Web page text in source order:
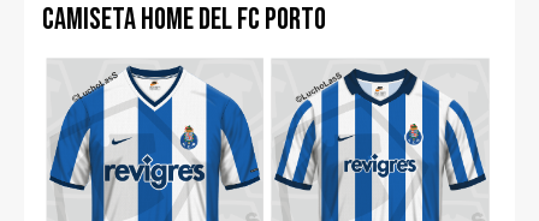
Camiseta home del FC Porto